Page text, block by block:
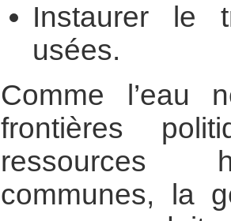
Instaurer le
usées.
Comme l’eau
frontières
ressources
communes, la